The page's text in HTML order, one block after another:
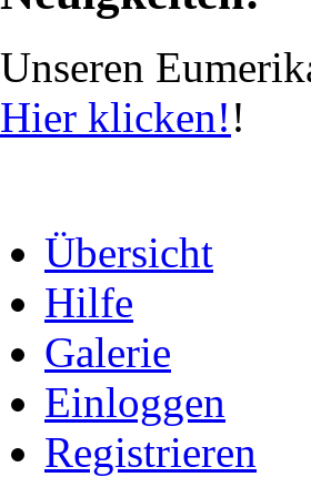
Unseren
Hier klicken!!
Übersicht
Hilfe
Galerie
Einloggen
Registrieren